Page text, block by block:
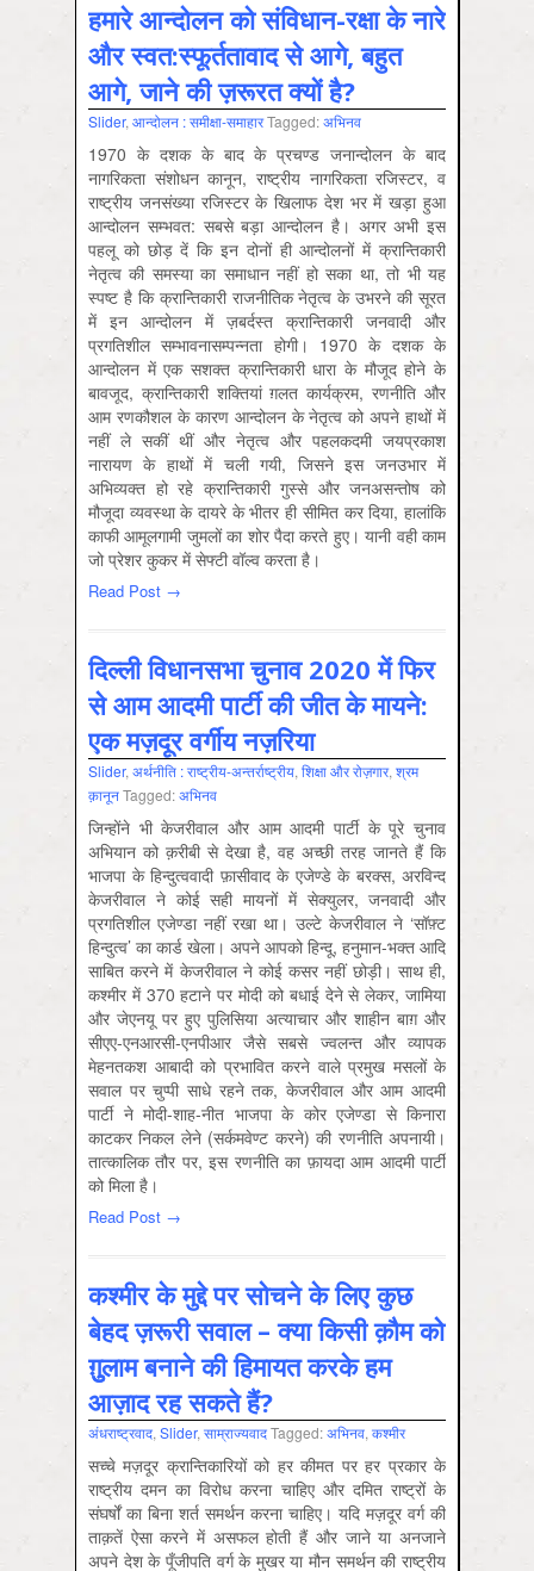
हमारे आन्‍दोलन को संविधान-रक्षा के नारे
और स्‍वत:स्‍फूर्ततावाद से आगे, बहुत
आगे, जाने की ज़रूरत क्‍यों है?
Slider, आन्‍दोलन : समीक्षा-समाहारTagged:अभिनव
1970 के दशक के बाद के प्रचण्‍ड जनान्‍दोलन के बाद
नागरिकता संशोधन कानून, राष्‍ट्रीय नागरिकता रजिस्‍टर, व
राष्‍ट्रीय जनसंख्‍या रजिस्‍टर के खिलाफ देश भर में खड़ा हुआ
आन्‍दोलन सम्‍भवत: सबसे बड़ा आन्‍दोलन है। अगर अभी इस
पहलू को छोड़ दें कि इन दोनों ही आन्‍दोलनों में क्रान्तिकारी
नेतृत्‍व की समस्‍या का समाधान नहीं हो सका था, तो भी यह
स्‍पष्‍ट है कि क्रान्तिकारी राजनीतिक नेतृत्‍व के उभरने की सूरत
में इन आन्‍दोलन में ज़बर्दस्‍त क्रान्तिकारी जनवादी और
प्रगतिशील सम्‍भावनासम्‍पन्‍नता होगी। 1970 के दशक के
आन्‍दोलन में एक सशक्‍त क्रान्तिकारी धारा के मौजूद होने के
बावजूद, क्रान्तिकारी शक्तियां ग़लत कार्यक्रम, रणनीति और
आम रणकौशल के कारण आन्‍दोलन के नेतृत्‍व को अपने हाथों में
नहीं ले सकीं थीं और नेतृत्‍व और पहलकदमी जयप्रकाश
नारायण के हाथों में चली गयी, जिसने इस जनउभार में
अभिव्‍यक्‍त हो रहे क्रान्तिकारी गुस्‍से और जनअसन्‍तोष को
मौजूदा व्‍यवस्‍था के दायरे के भीतर ही सीमित कर दिया, हालांकि
काफी आमूलगामी जुमलों का शोर पैदा करते हुए। यानी वही काम
जो प्रेशर कुकर में सेफ्टी वॉल्‍व करता है।
Read Post →
दिल्‍ली विधानसभा चुनाव 2020 में फिर
से आम आदमी पार्टी की जीत के मायने:
एक मज़दूर वर्गीय नज़रिया
Slider, अर्थनीति : राष्‍ट्रीय-अन्‍तर्राष्‍ट्रीय, शिक्षा और रोज़गार, श्रम
क़ानूनTagged:अभिनव
जिन्‍होंने भी केजरीवाल और आम आदमी पार्टी के पूरे चुनाव
अभियान को क़रीबी से देखा है, वह अच्‍छी तरह जानते हैं कि
भाजपा के हिन्‍दुत्‍ववादी फ़ासीवाद के एजेण्‍डे के बरक्‍स, अरविन्‍द
केजरीवाल ने कोई सही मायनों में सेक्‍युलर, जनवादी और
प्रगतिशील एजेण्‍डा नहीं रखा था। उल्‍टे केजरीवाल ने ‘सॉफ़्ट
हिन्‍दुत्‍व’ का कार्ड खेला। अपने आपको हिन्‍दू, हनुमान-भक्‍त आदि
साबित करने में केजरीवाल ने कोई कसर नहीं छोड़ी। साथ ही,
कश्‍मीर में 370 हटाने पर मोदी को बधाई देने से लेकर, जामिया
और जेएनयू पर हुए पुलिसिया अत्‍याचार और शाहीन बाग़ और
सीएए-एनआरसी-एनपीआर जैसे सबसे ज्‍वलन्‍त और व्‍यापक
मेहनतकश आबादी को प्रभावित करने वाले प्रमुख मसलों के
सवाल पर चुप्‍पी साधे रहने तक, केजरीवाल और आम आदमी
पार्टी ने मोदी-शाह-नीत भाजपा के कोर एजेण्‍डा से किनारा
काटकर निकल लेने (सर्कमवेण्‍ट करने) की रणनीति अपनायी।
तात्‍कालिक तौर पर, इस रणनीति का फ़ायदा आम आदमी पार्टी
को मिला है।
Read Post →
कश्मीर के मुद्दे पर सोचने के लिए कुछ
बेहद ज़रूरी सवाल – क्‍या किसी क़ौम को
ग़ुुलाम बनाने की हिमायत करके हम
आज़ाद रह सकते हैं?
अंधराष्‍ट्रवाद, Slider, साम्राज्‍यवादTagged:अभिनव, कश्‍मीर
सच्चे मज़दूर क्रान्तिकारियों को हर कीमत पर हर प्रकार के
राष्ट्रीय दमन का विरोध करना चाहिए और दमित राष्ट्रों के
संघर्षों का बिना शर्त समर्थन करना चाहिए। यदि मज़दूर वर्ग की
ताक़तें ऐसा करने में असफल होती हैं और जाने या अनजाने
अपने देश के पूँजीपति वर्ग के मुखर या मौन समर्थन की राष्ट्रीय